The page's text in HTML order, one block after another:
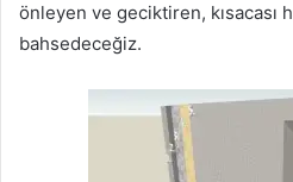
önleyen ve geciktiren, kısacası
bahsedeceğiz.